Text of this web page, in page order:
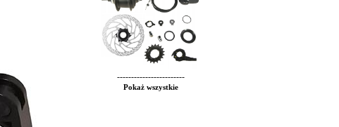
------------------------
Pokaż wszystkie